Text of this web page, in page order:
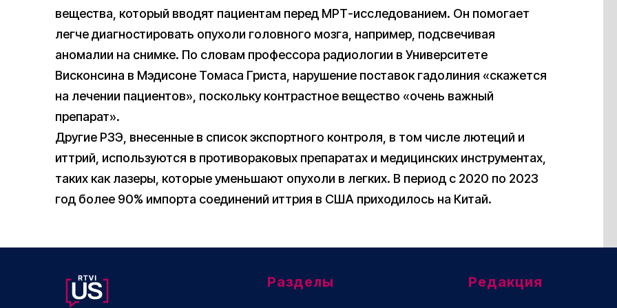
вещества, который вводят пациентам перед МРТ-исследованием. Он помогает
легче диагностировать опухоли головного мозга, например, подсвечивая
аномалии на снимке. По словам профессора радиологии в Университете
Висконсина в Мэдисоне Томаса Гриста, нарушение поставок гадолиния «скажется
на лечении пациентов», поскольку контрастное вещество «очень важный
препарат».
Другие РЗЭ, внесенные в список экспортного контроля, в том числе лютеций и
иттрий, используются в противораковых препаратах и медицинских инструментах,
таких как лазеры, которые уменьшают опухоли в легких. В период с 2020 по 2023
год более 90% импорта соединений иттрия в США приходилось на Китай.
Разделы Редакция